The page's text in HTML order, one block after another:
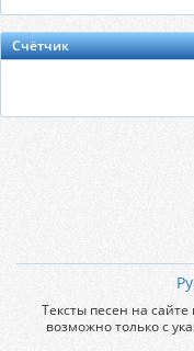
Счётчик
Тексты песен на
возможно только с